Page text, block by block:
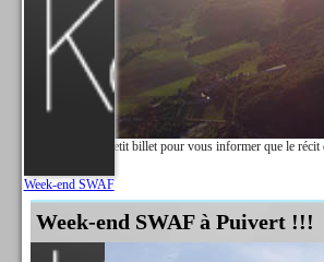
Voilà, juste un petit billet pour vous informer que le
Week-end SWAF
Week-end SWAF à Puivert !!!